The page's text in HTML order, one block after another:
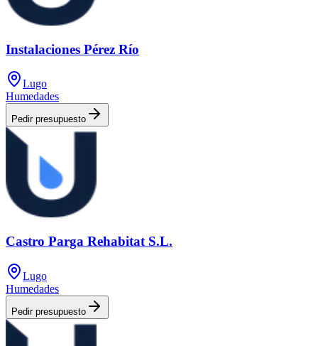
Instalaciones Pérez Río
Lugo
Humedades
Pedir presupuesto
Castro Parga Rehabitat S.L.
Lugo
Humedades
Pedir presupuesto